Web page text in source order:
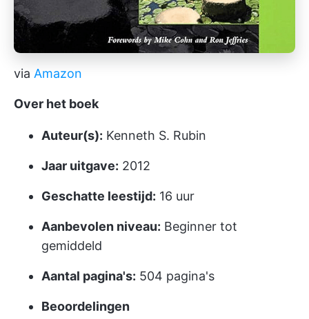
via Amazon
Over het boek
Auteur(s): Kenneth S. Rubin
Jaar uitgave: 2012
Geschatte leestijd: 16 uur
Aanbevolen niveau: Beginner tot
gemiddeld
Aantal pagina's: 504 pagina's
Beoordelingen